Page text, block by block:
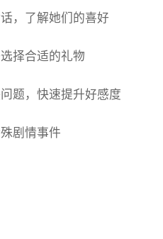
，了解她们的喜好
择合适的礼物
题，快速提升好感度
剧情事件